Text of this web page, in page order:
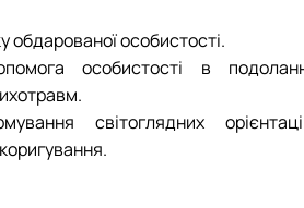
обдарованої особистості.
особистості в
світоглядних